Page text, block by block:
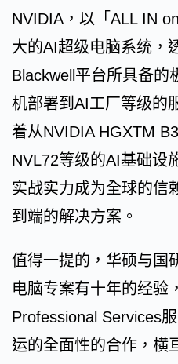
NVIDIA，以「ALL IN
大的AI超级电脑系统，
Blackwell平台所具备的
机部署到AI工厂等级的
着从NVIDIA HGXTM
NVL72等级的AI基础设
实战实力成为全球的信
到端的解决方案。
值得一提的，华硕与国
电脑专案有十年的经验
Professional Services
运的全面性的合作，横